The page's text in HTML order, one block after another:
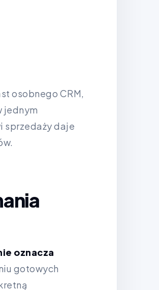
osobnego CRM,
jednym
sprzedaży daje
oznacza
gotowych